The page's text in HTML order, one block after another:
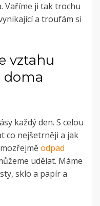
Vaříme ji tak trochu
a troufám si
vztahu
doma
každý den. S celou
co nejšetrněji a jak
odpad
udělat. Máme
sklo a papír a